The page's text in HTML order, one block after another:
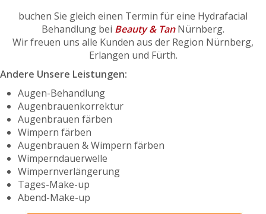
buchen Sie gleich einen Termin für eine Hydrafacial
Behandlung bei Beauty & TanNürnberg.
Wir freuen uns alle Kunden aus der Region Nürnberg,
Erlangen und Fürth.
Andere Unsere Leistungen:
Augen-Behandlung
Augenbrauenkorrektur
Augenbrauen färben
Wimpern färben
Augenbrauen & Wimpern färben
Wimperndauerwelle
Wimpernverlängerung
Tages-Make-up
Abend-Make-up